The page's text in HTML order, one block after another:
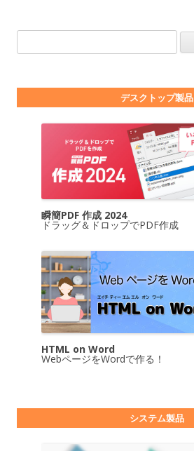
デスクトップ製品
瞬簡PDF 作成 2024
ドラッグ＆ドロップでPDF作成
HTML on Word
WebページをWordで作る！
システム製品